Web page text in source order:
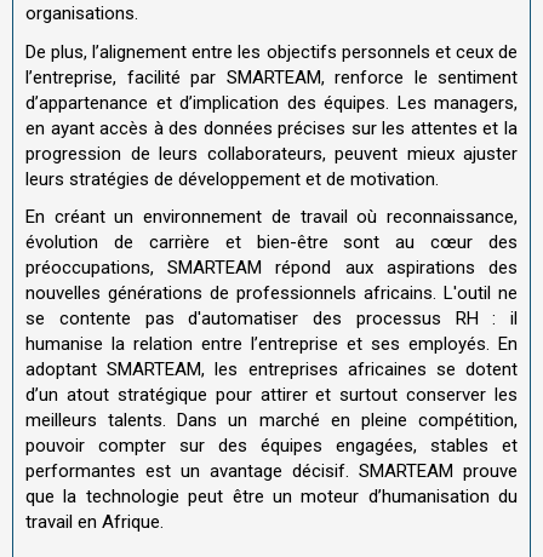
organisations.
De plus, l’alignement entre les objectifs personnels et ceux de
l’entreprise, facilité par SMARTEAM, renforce le sentiment
d’appartenance et d’implication des équipes. Les managers,
en ayant accès à des données précises sur les attentes et la
progression de leurs collaborateurs, peuvent mieux ajuster
leurs stratégies de développement et de motivation.
En créant un environnement de travail où reconnaissance,
évolution de carrière et bien-être sont au cœur des
préoccupations, SMARTEAM répond aux aspirations des
nouvelles générations de professionnels africains. L'outil ne
se contente pas d'automatiser des processus RH : il
humanise la relation entre l’entreprise et ses employés. En
adoptant SMARTEAM, les entreprises africaines se dotent
d’un atout stratégique pour attirer et surtout conserver les
meilleurs talents. Dans un marché en pleine compétition,
pouvoir compter sur des équipes engagées, stables et
performantes est un avantage décisif. SMARTEAM prouve
que la technologie peut être un moteur d’humanisation du
travail en Afrique.